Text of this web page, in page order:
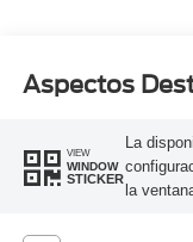
Aspectos
VIEW
WINDOW
STICKER
La
la